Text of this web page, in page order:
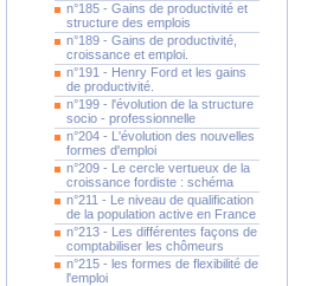
n°185 - Gains de productivité et
structure des emplois
n°189 - Gains de productivité,
croissance et emploi.
n°191 - Henry Ford et les gains
de productivité.
n°199 - l'évolution de la structure
socio - professionnelle
n°204 - L'évolution des nouvelles
formes d'emploi
n°209 - Le cercle vertueux de la
croissance fordiste : schéma
n°211 - Le niveau de qualification
de la population active en France
n°213 - Les différentes façons de
comptabiliser les chômeurs
n°215 - les formes de flexibilité de
l'emploi